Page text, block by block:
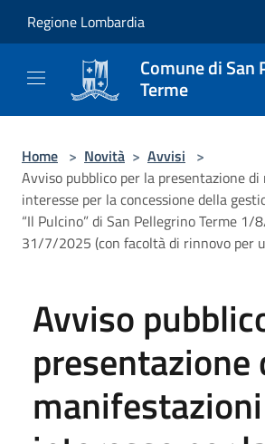
Regione Lombardia
Comune di San
Terme
Home > Novità > Avvisi >
Avviso pubblico per la presentazione
interesse per la concessione della
“Il Pulcino” di San Pellegrino Terme
31/7/2025 (con facoltà di rinnovo per
Avviso
presentazione